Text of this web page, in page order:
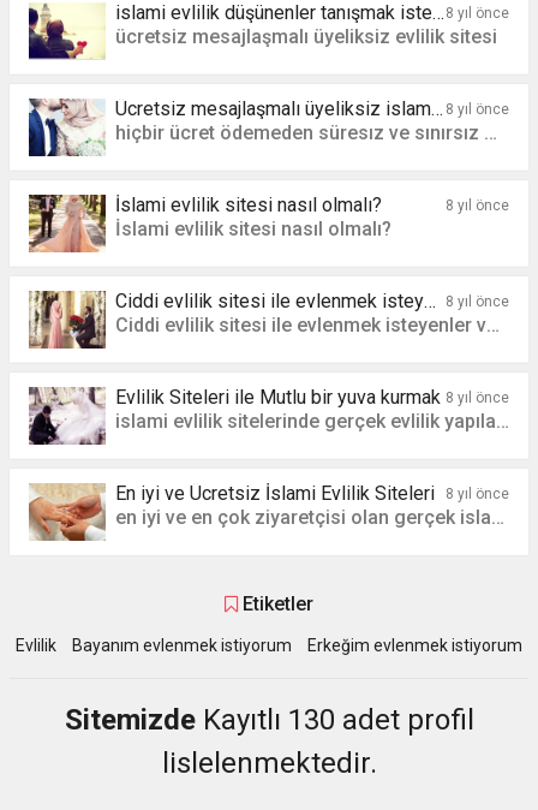
8 yıl önce
islami evlilik düşünenler tanışmak isteyenler
ücretsiz mesajlaşmalı üyeliksiz evlilik sitesi
8 yıl önce
Ücretsiz mesajlaşmalı üyeliksiz islami evlilik sitesi olur mu?
hiçbir ücret ödemeden süresız ve sınırsız mesalaşma ve profil oluşturma.
8 yıl önce
İslami evlilik sitesi nasıl olmalı?
İslami evlilik sitesi nasıl olmalı?
8 yıl önce
Ciddi evlilik sitesi ile evlenmek isteyenler var mı?
Ciddi evlilik sitesi ile evlenmek isteyenler var mı?
8 yıl önce
Evlilik Siteleri ile Mutlu bir yuva kurmak
islami evlilik sitelerinde gerçek evlilik yapılabilir mi yuva kuranlar var mı
8 yıl önce
En iyi ve Ücretsiz İslami Evlilik Siteleri
en iyi ve en çok ziyaretçisi olan gerçek islami evlilik siteleri
Etiketler
Evlilik Bayanım evlenmek istiyorum Erkeğim evlenmek istiyorum
SitemizdeKayıtlı 130 adet profil
lislelenmektedir.